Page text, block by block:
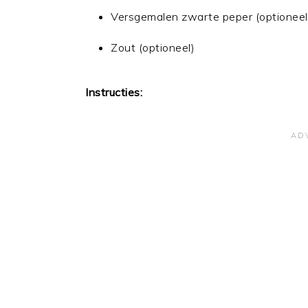
Versgemalen zwarte peper
Zout (optioneel)
Instructies: